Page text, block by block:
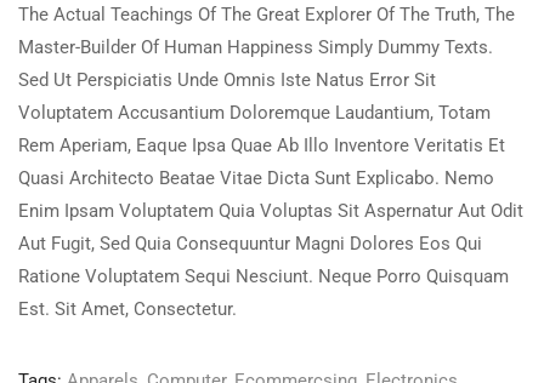
The Actual Teachings Of The Great Explorer Of The Truth, The
Master-Builder Of Human Happiness Simply Dummy Texts.
Sed Ut Perspiciatis Unde Omnis Iste Natus Error Sit
Voluptatem Accusantium Doloremque Laudantium, Totam
Rem Aperiam, Eaque Ipsa Quae Ab Illo Inventore Veritatis Et
Quasi Architecto Beatae Vitae Dicta Sunt Explicabo. Nemo
Enim Ipsam Voluptatem Quia Voluptas Sit Aspernatur Aut Odit
Aut Fugit, Sed Quia Consequuntur Magni Dolores Eos Qui
Ratione Voluptatem Sequi Nesciunt. Neque Porro Quisquam
Est. Sit Amet, Consectetur.